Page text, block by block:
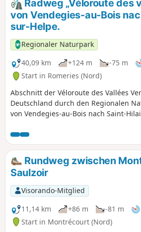
Wenn Sie sich wieder auf den Weg
Landschaft erneut und offenbart weite
Saint-Python, einem kleinen Dorf mit
Charakter, eingebettet zwischen
Ackerland. Mit architektonischen
Landschaften und einer herzlichen
dieser Spaziergang ein vollständiges
Seele des Cambrésis.
Radweg „Véloroute des
von Vendegies-au-Bois
sur-Helpe.
Regionaler Naturpark
40,09 km
+124 m -75 m
Start in Romeries (Nord)
Abschnitt der Véloroute des Vallées
Deutschland durch den Regionalen
von Vendegies-au-Bois nach Saint-
Rundweg zwischen
Saulzoir
Visorando-Mitglied
11,14 km
+86 m -81 m
Start in Montrécourt (Nord)